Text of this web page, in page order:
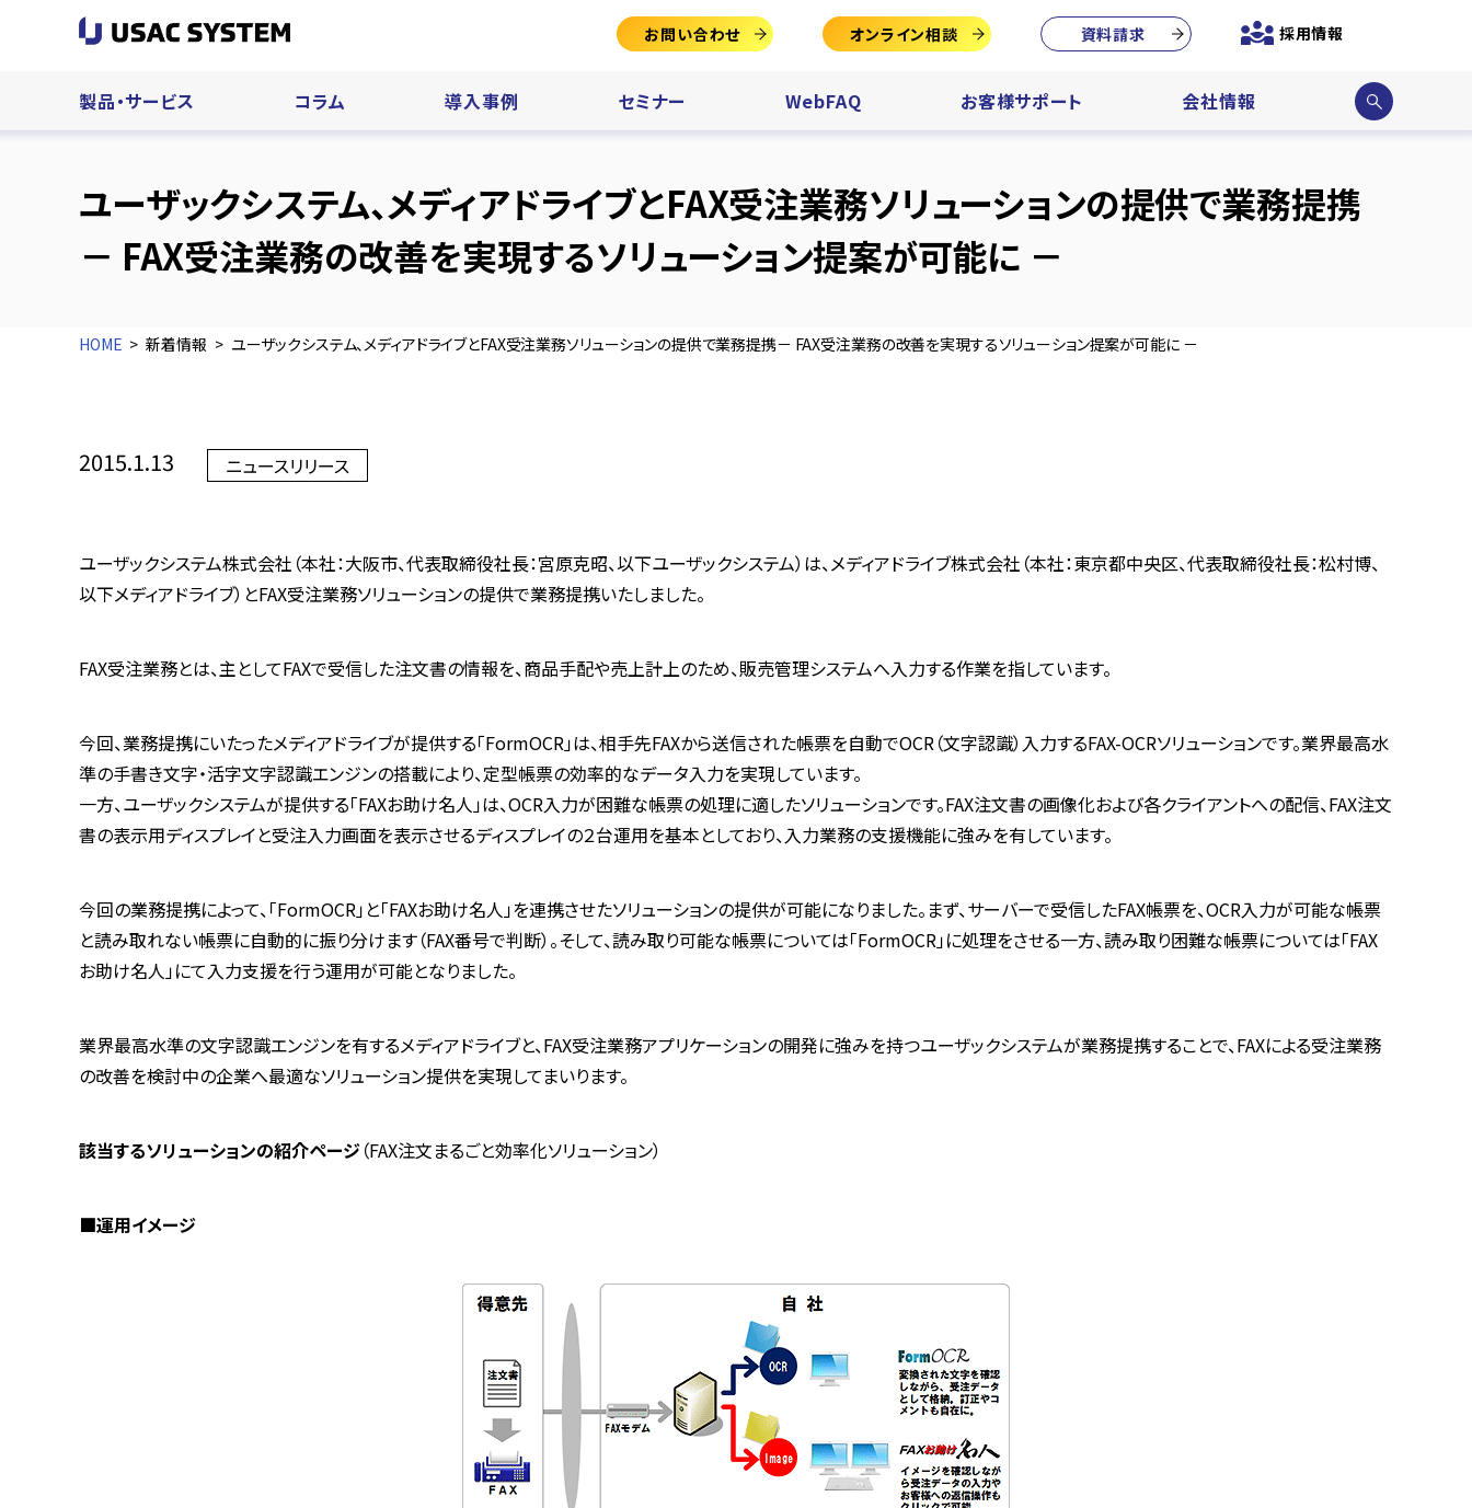
製品・サービス コラム 導入事例 セミナー WebFAQ お客様サポート 会社情報
サイ
ト内
お問い合わせ オンライン相談 資料請求 採用情報
ユーザックシステム、メディアドライブとFAX受注業務ソリューションの提供で業務提携
－ FAX受注業務の改善を実現するソリューション提案が可能に －
HOME 新着情報 ユーザックシステム、メディアドライブとFAX受注業務ソリューションの提供で業務提携－ FAX受注業務の改善を実現するソリューション提案が可能に －
2015.1.13 ニュースリリース
ユーザックシステム株式会社（本社：大阪市、代表取締役社長：宮原克昭、以下ユーザックシステム）は、メディアドライブ株式会社（本社：東京都中央区、代表取締役社長：松村博、
以下メディアドライブ）とFAX受注業務ソリューションの提供で業務提携いたしました。
FAX受注業務とは、主としてFAXで受信した注文書の情報を、商品手配や売上計上のため、販売管理システムへ入力する作業を指しています。
今回、業務提携にいたったメディアドライブが提供する「FormOCR」は、相手先FAXから送信された帳票を自動でOCR（文字認識）入力するFAX-OCRソリューションです。業界最高水
準の手書き文字・活字文字認識エンジンの搭載により、定型帳票の効率的なデータ入力を実現しています。
一方、ユーザックシステムが提供する「FAXお助け名人」は、OCR入力が困難な帳票の処理に適したソリューションです。FAX注文書の画像化および各クライアントへの配信、FAX注文
書の表示用ディスプレイと受注入力画面を表示させるディスプレイの２台運用を基本としており、入力業務の支援機能に強みを有しています。
今回の業務提携によって、「FormOCR」と「FAXお助け名人」を連携させたソリューションの提供が可能になりました。まず、サーバーで受信したFAX帳票を、OCR入力が可能な帳票
と読み取れない帳票に自動的に振り分けます（FAX番号で判断）。そして、読み取り可能な帳票については「FormOCR」に処理をさせる一方、読み取り困難な帳票については「FAX
お助け名人」にて入力支援を行う運用が可能となりました。
業界最高水準の文字認識エンジンを有するメディアドライブと、FAX受注業務アプリケーションの開発に強みを持つユーザックシステムが業務提携することで、FAXによる受注業務
の改善を検討中の企業へ最適なソリューション提供を実現してまいります。
該当するソリューションの紹介ページ（FAX注文まるごと効率化ソリューション）
■運用イメージ